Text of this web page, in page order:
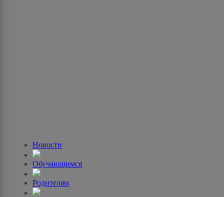
Новости
Обучающимся
Родителям